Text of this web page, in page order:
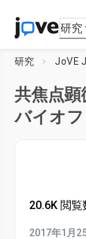
研究
研究 JoVE
共焦点
バイオ
20.6K 閲覧
2017年1月